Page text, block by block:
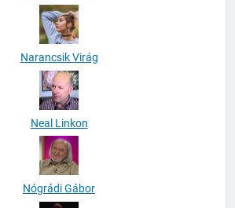
Narancsik Virág
Neal Linkon
Nógrádi Gábor